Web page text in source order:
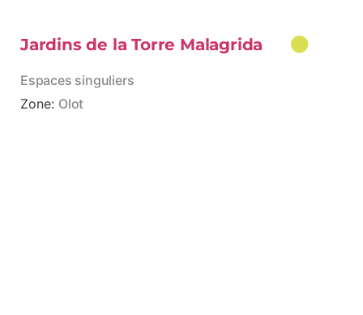
Jardins de la Torre Malagrida
Espaces singuliers
Zone: Olot